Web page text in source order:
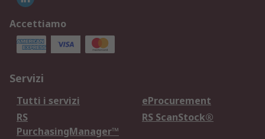
Accettiamo
Servizi
Tutti i servizi
eProcurement
RS
PurchasingManager™
RS ScanStock®